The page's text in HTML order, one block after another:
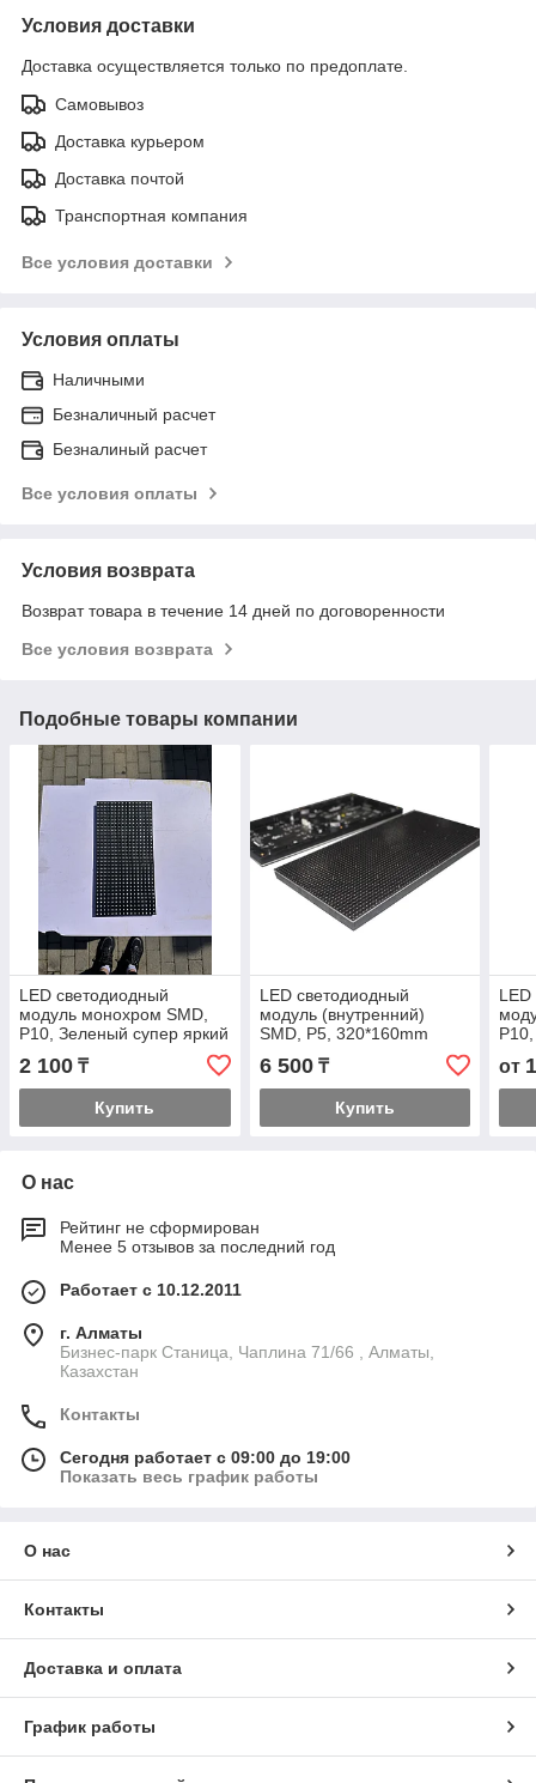
Условия доставки
Доставка осуществляется только по предоплате.
Самовывоз
Доставка курьером
Доставка почтой
Транспортная компания
Все условия доставки
Условия оплаты
Наличными
Безналичный расчет
Безналиный расчет
Все условия оплаты
Условия возврата
Возврат товара в течение 14 дней по договоренности
Все условия возврата
Подобные товары компании
LED светодиодный
модуль монохром SMD,
P10, Зеленый супер яркий
320мм × 160мм
2 100 ₸
Купить
LED светодиодный
модуль (внутренний)
SMD, P5, 320*160mm
6 500₸
Купить
от
О нас
Рейтинг не сформирован
Менее 5 отзывов за последний год
Работает с 10.12.2011
г. Алматы
Бизнес-парк Станица, Чаплина 71/66 , Алматы,
Казахстан
Контакты
Сегодня работает с 09:00 до 19:00
Показать весь график работы
О нас
Контакты
Доставка и оплата
График работы